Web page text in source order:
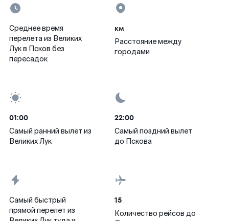
Среднее время
перелета из Великих
Лук в Псков без
пересадок
км
Расстояние между
городами
01:00
Самый ранний вылет из
Великих Лук
22:00
Самый поздний вылет
до Пскова
Самый быстрый
прямой перелет из
15
Количество рейсов до